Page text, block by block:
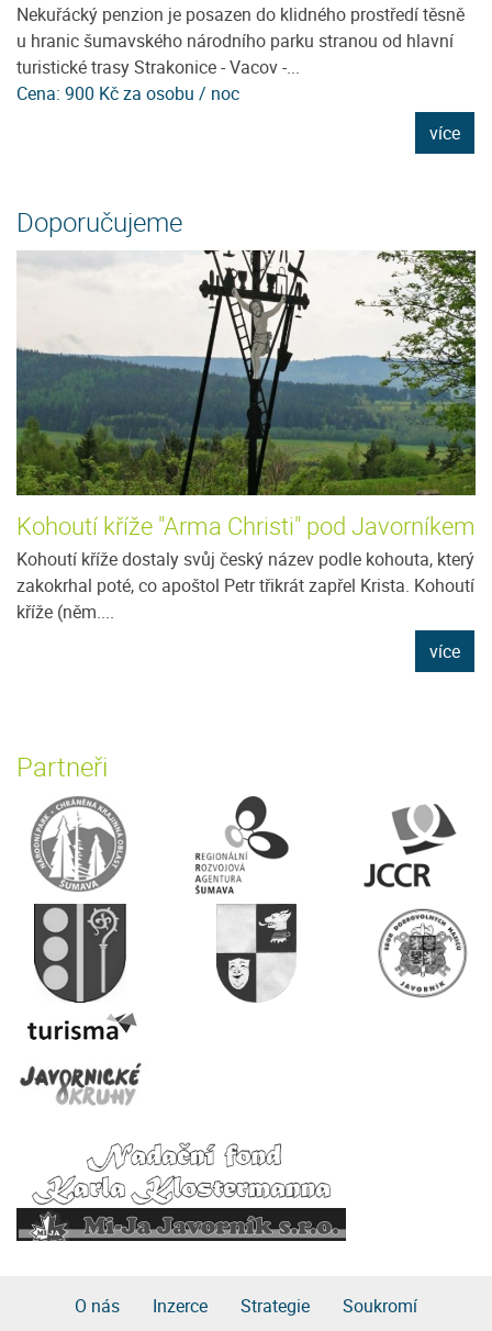
Nekuřácký penzion je posazen do klidného prostředí těsně
u hranic šumavského národního parku stranou od hlavní
turistické trasy Strakonice - Vacov -...
Cena: 900 Kč za osobu / noc
více
Doporučujeme
Kohoutí kříže "Arma Christi" pod Javorníkem
Kohoutí kříže dostaly svůj český název podle kohouta, který
zakokrhal poté, co apoštol Petr třikrát zapřel Krista. Kohoutí
kříže (něm....
více
Partneři
O nás Inzerce Strategie Soukromí